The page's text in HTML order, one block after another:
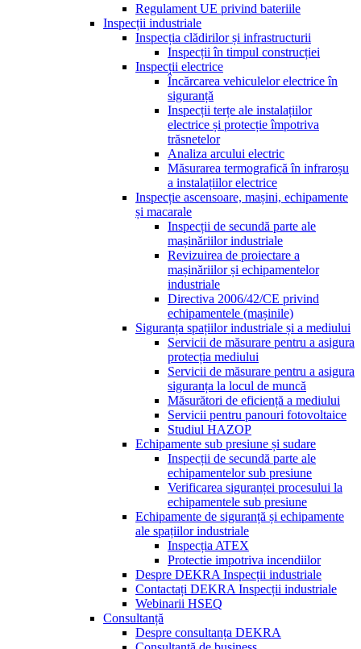
Regulament UE privind bateriile
Inspecții industriale
Inspecția clădirilor și infrastructurii
Inspecții în timpul construcției
Inspecții electrice
Încărcarea vehiculelor electrice în
siguranță
Inspecții terțe ale instalațiilor
electrice și protecție împotriva
trăsnetelor
Analiza arcului electric
Măsurarea termografică în infraroșu
a instalațiilor electrice
Inspecție ascensoare, mașini, echipamente
și macarale
Inspecții de secundă parte ale
mașinăriilor industriale
Revizuirea de proiectare a
mașinăriilor și echipamentelor
industriale
Directiva 2006/42/CE privind
echipamentele (mașinile)
Siguranța spațiilor industriale și a mediului
Servicii de măsurare pentru a asigura
protecția mediului
Servicii de măsurare pentru a asigura
siguranța la locul de muncă
Măsurători de eficiență a mediului
Servicii pentru panouri fotovoltaice
Studiul HAZOP
Echipamente sub presiune și sudare
Inspecții de secundă parte ale
echipamentelor sub presiune
Verificarea siguranței procesului la
echipamentele sub presiune
Echipamente de siguranță și echipamente
ale spațiilor industriale
Inspecția ATEX
Protectie impotriva incendiilor
Despre DEKRA Inspecții industriale
Contactați DEKRA Inspecții industriale
Webinarii HSEQ
Consultanță
Despre consultanța DEKRA